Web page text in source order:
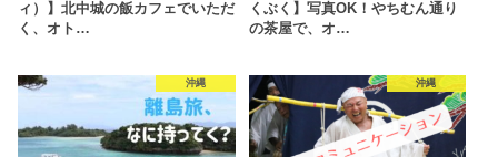
ィ）】北中城の飯カフェでいただ
く、オト…
くぶく】写真OK！やちむん通り
の茶屋で、オ…
沖縄 沖縄